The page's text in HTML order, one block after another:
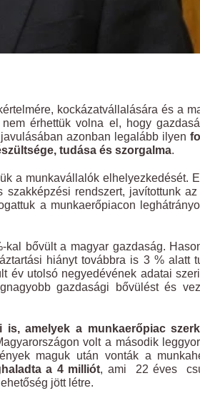
kockázatvállalására és a
érhettük volna el, hogy
azonban legalább ilyen
tudása és szorgalma.
a munkavállalók elhelyezkedését.
rendszert, javítottunk az
a munkaerőpiacon
bővült a magyar gazdaság.
hiányt továbbra is 3 % alatt
év utolsó negyedévének adatai
gazdasági bővülést és
amelyek a munkaerőpiac
volt a második
maguk után vonták a
a 4 milliót, ami 22 éves
jött létre.